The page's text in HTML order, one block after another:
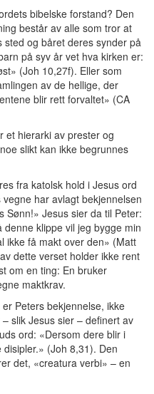
bibelske forstand? Den
består av alle som tror at
og båret deres synder på
på syv år vet hva kirken er:
(Joh 10,27f). Eller som
av de hellige, der
blir rett forvaltet» (CA
et hierarki av prester og
slikt kan ikke begrunnes
fra katolsk hold i Jesus ord
har avlagt bekjennelsen
Sønn!» Jesus sier da til Peter:
klippe vil jeg bygge min
ikke få makt over den» (Matt
dette verset holder ikke rent
om en ting: En bruker
maktkrav.
Peters bekjennelse, ikke
slik Jesus sier – definert av
ord: «Dersom dere blir i
(Joh 8,31). Den
det, «creatura verbi» – en